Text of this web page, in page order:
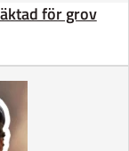
för grov